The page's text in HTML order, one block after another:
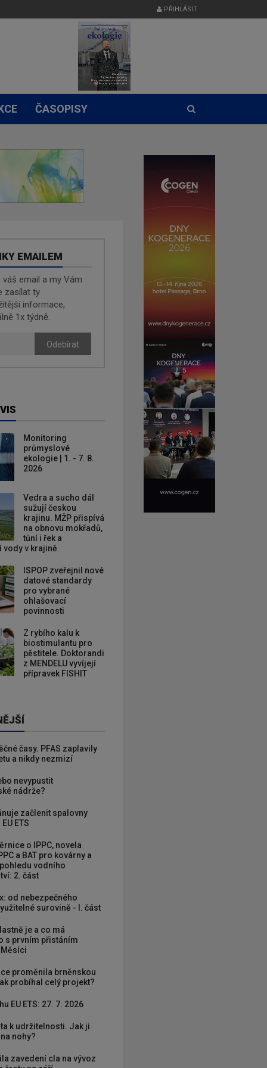
PŘIHLÁSIT
ČASOPISY
EMAILEM
váš email a my Vám
zasílat ty
informace,
1x týdně.
Odebírat
Monitoring
průmyslové
ekologie | 1. - 7. 8.
2026
Vedra a sucho dál
sužují českou
krajinu. MŽP přispívá
na obnovu mokřadů,
tůní i řek a
vody v krajině
ISPOP zveřejnil nové
datové standardy
pro vybrané
ohlašovací
povinnosti
Z rybího kalu k
biostimulantu pro
pěstitele. Doktorandi
z MENDELU vyvíjejí
přípravek FISHIT
časy. PFAS zaplavily
a nikdy nezmizí
nevypustit
nádrže?
začlenit spalovny
ETS
o IPPC, novela
a BAT pro kovárny a
vodního
2. část
od nebezpečného
surovině - I. část
je a co má
s prvním přistáním
proměnila brněnskou
probíhal celý projekt?
EU ETS: 27. 7. 2026
k udržitelnosti. Jak ji
nohy?
zavedení cla na vývoz